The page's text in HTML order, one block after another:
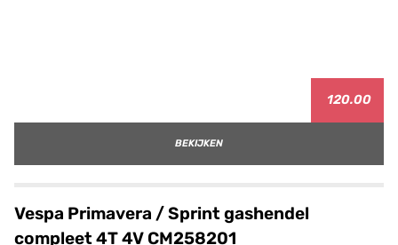
120.00
BEKIJKEN
Vespa Primavera / Sprint gashendel
compleet 4T 4V CM258201